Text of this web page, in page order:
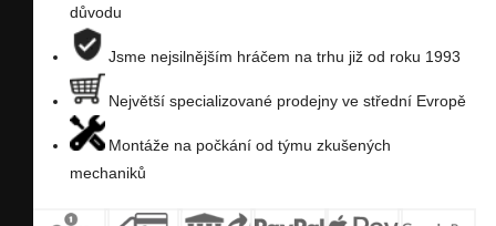
důvodu
Jsme nejsilnějším hráčem na trhu již od roku 1993
Největší specializované prodejny ve střední Evropě
Montáže na počkání od týmu zkušených
mechaniků